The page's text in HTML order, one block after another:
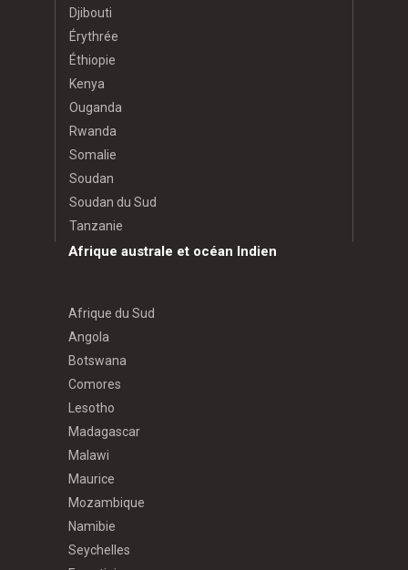
Djibouti
Érythrée
Éthiopie
Kenya
Ouganda
Rwanda
Somalie
Soudan
Soudan du Sud
Tanzanie
Afrique australe et océan Indien
Afrique du Sud
Angola
Botswana
Comores
Lesotho
Madagascar
Malawi
Maurice
Mozambique
Namibie
Seychelles